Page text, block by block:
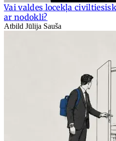
Vai valdes locekļa
ar nodokli?
Atbild Jūlija Sauša